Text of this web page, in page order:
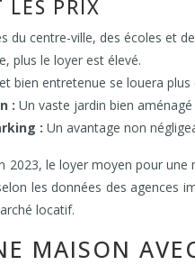
LES PRIX
du centre-ville, des écoles et
plus le loyer est élevé.
bien entretenue se louera plus
: Un vaste jardin bien
: Un avantage non
2023, le loyer moyen pour
les données des agences
locatif.
MAISON